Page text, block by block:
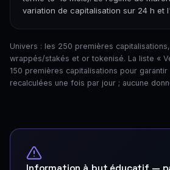
variation de capitalisation sur 24 h et
Univers : les 250 premières
wrappés/stakés et or tokenisé. La liste «
150 premières capitalisations pour garantir
recalculées une fois par jour ; aucune